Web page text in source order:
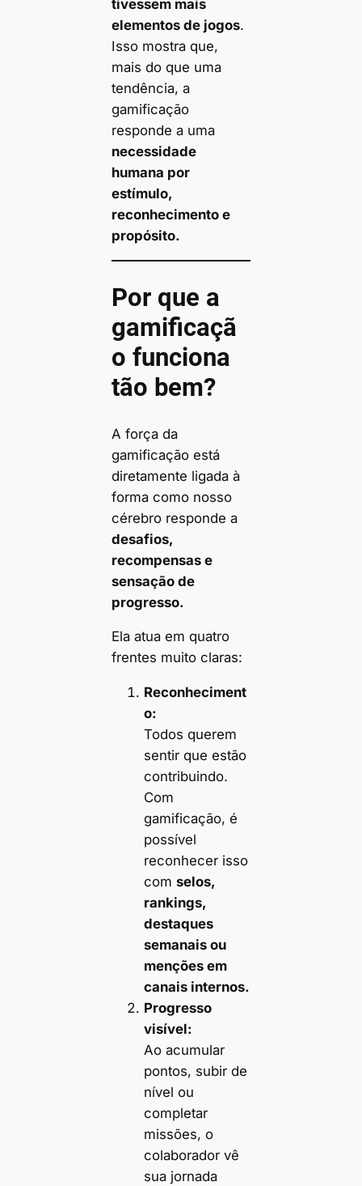
tivessem mais
elementos de jogos.
Isso mostra que,
mais do que uma
tendência, a
gamificação
responde a uma
necessidade
humana por
estímulo,
reconhecimento e
propósito.
Por que a
gamificaçã
o funciona
tão bem?
A força da
gamificação está
diretamente ligada à
forma como nosso
cérebro responde a
desafios,
recompensas e
sensação de
progresso.
Ela atua em quatro
frentes muito claras:
Reconheciment
o:
Todos querem
sentir que estão
contribuindo.
Com
gamificação, é
possível
reconhecer isso
com selos,
rankings,
destaques
semanais ou
menções em
canais internos.
Progresso
visível:
Ao acumular
pontos, subir de
nível ou
completar
missões, o
colaborador vê
sua jornada